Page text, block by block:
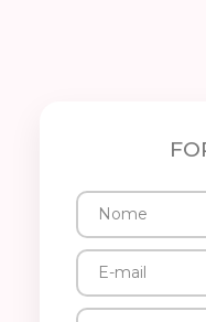
Nome
mail